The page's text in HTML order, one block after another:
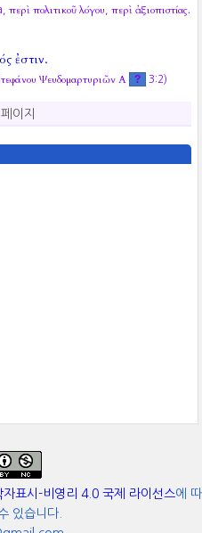
περὶ πολιτικοῦ λόγου ,περὶ ἀξιοπιστίας.
ἐστιν.
Ψευδομαρτυριῶν Α ? 3:2)
페이지
표시-비영리 4.0 국제 라이선스에 따
있습니다.